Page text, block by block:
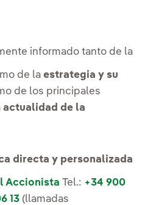
informado tanto de la
de la estrategia y su
de los principales
actualidad de la
directa y personalizada
Accionista Tel.: +34 900
13 (llamadas